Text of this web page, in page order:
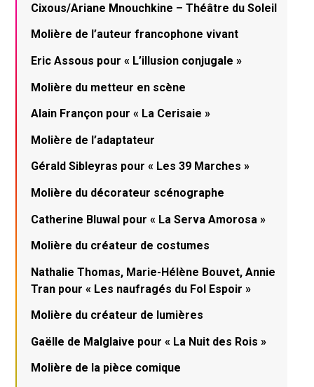
Cixous/Ariane Mnouchkine – Théâtre du Soleil
Molière de l’auteur francophone vivant
Eric Assous pour « L’illusion conjugale »
Molière du metteur en scène
Alain Françon pour « La Cerisaie »
Molière de l’adaptateur
Gérald Sibleyras pour « Les 39 Marches »
Molière du décorateur scénographe
Catherine Bluwal pour « La Serva Amorosa »
Molière du créateur de costumes
Nathalie Thomas, Marie-Hélène Bouvet, Annie
Tran pour « Les naufragés du Fol Espoir »
Molière du créateur de lumières
Gaëlle de Malglaive pour « La Nuit des Rois »
Molière de la pièce comique